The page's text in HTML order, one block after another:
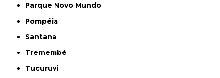
Parque Novo Mundo
Pompéia
Santana
Tremembé
Tucuruvi